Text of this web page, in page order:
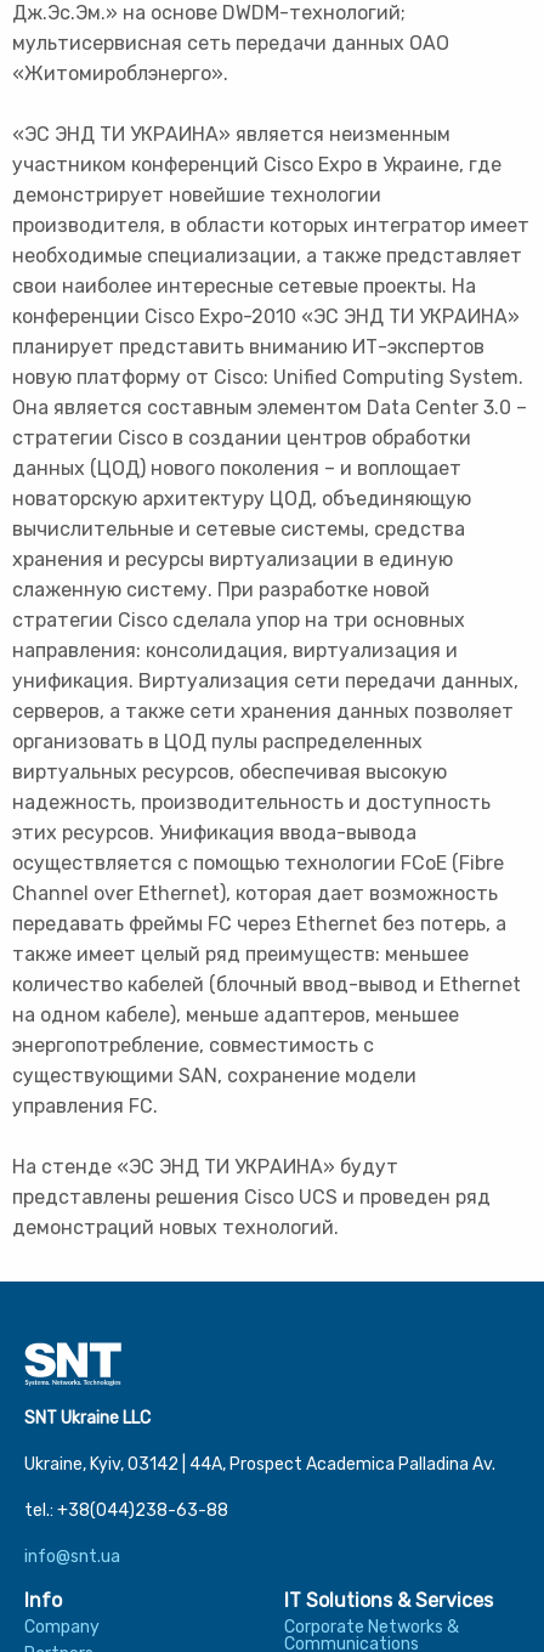
Дж.Эс.Эм.» на основе DWDM-технологий;
мультисервисная сеть передачи данных ОАО
«Житомироблэнерго».
«ЭС ЭНД ТИ УКРАИНА» является неизменным
участником конференций Cisco Expo в Украине, где
демонстрирует новейшие технологии
производителя, в области которых интегратор имеет
необходимые специализации, а также представляет
свои наиболее интересные сетевые проекты. На
конференции Cisco Expo-2010 «ЭС ЭНД ТИ УКРАИНА»
планирует представить вниманию ИТ-экспертов
новую платформу от Cisco: Unified Computing System.
Она является составным элементом Data Center 3.0 –
стратегии Cisco в создании центров обработки
данных (ЦОД) нового поколения – и воплощает
новаторскую архитектуру ЦОД, объединяющую
вычислительные и сетевые системы, средства
хранения и ресурсы виртуализации в единую
слаженную систему. При разработке новой
стратегии Cisco сделала упор на три основных
направления: консолидация, виртуализация и
унификация. Виртуализация сети передачи данных,
серверов, а также сети хранения данных позволяет
организовать в ЦОД пулы распределенных
виртуальных ресурсов, обеспечивая высокую
надежность, производительность и доступность
этих ресурсов. Унификация ввода-вывода
осуществляется с помощью технологии FCoE (Fibre
Channel over Ethernet), которая дает возможность
передавать фреймы FC через Ethernet без потерь, а
также имеет целый ряд преимуществ: меньшее
количество кабелей (блочный ввод-вывод и Ethernet
на одном кабеле), меньше адаптеров, меньшее
энергопотребление, совместимость с
существующими SAN, сохранение модели
управления FC.
На стенде «ЭС ЭНД ТИ УКРАИНА» будут
представлены решения Cisco UCS и проведен ряд
демонстраций новых технологий.
SNT Ukraine LLC
Ukraine, Kyiv, 03142 | 44А, Prospect Academica Palladina Av.
tel.: +38(044)238-63-88
info@snt.ua
Info
Company
IT Solutions & Services
Corporate Networks &
Communications